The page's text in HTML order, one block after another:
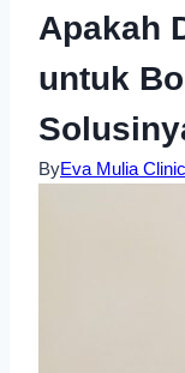
Apakah
untuk
ByEva Mulia Clinic